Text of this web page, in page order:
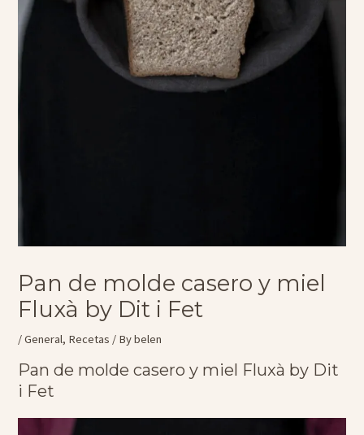
Pan de molde casero y miel
Fluxà by Dit i Fet
/General, Recetas / Bybelen
Pan de molde casero y miel Fluxà by Dit
i Fet